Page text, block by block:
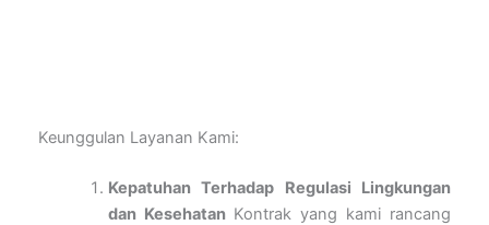
Keunggulan Layanan Kami:
Kepatuhan Terhadap Regulasi Lingkungan
dan KesehatanKontrak yang kami rancang